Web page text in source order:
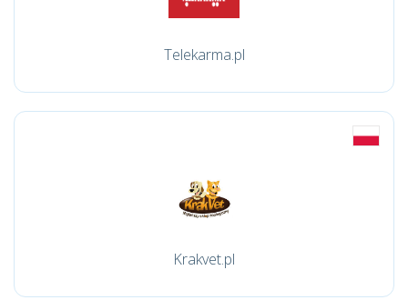
Telekarma.pl
Krakvet.pl